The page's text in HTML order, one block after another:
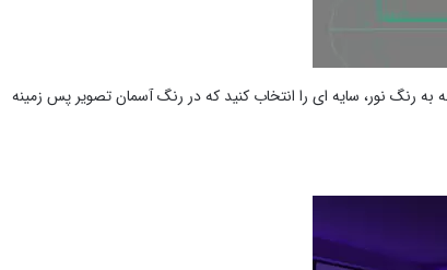
در حدود ۰٫۳۵ را انتخاب کنید. با توجه به رنگ نور، سایه ای را انتخاب کنید که در رنگ آسمان تصویر پس زمینه